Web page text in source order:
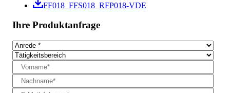
FF018_FFS018_RFP018-VDE
Ihre Produktanfrage